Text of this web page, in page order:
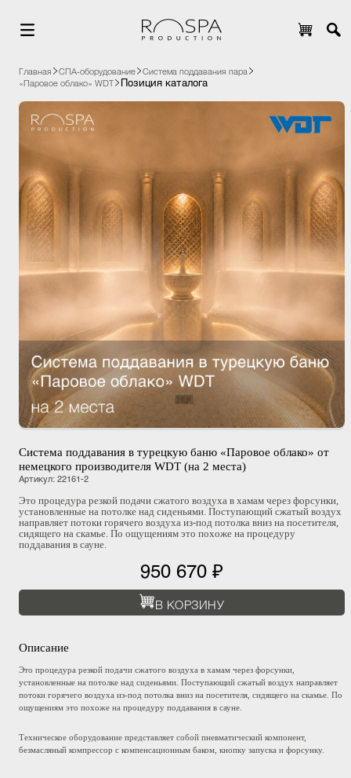
Главная СПА-оборудование
Система поддавания пара
«Паровое облако» WDT
Позиция каталога
Система поддавания в турецкую баню «Паровое облако» от
немецкого производителя WDT (на 2 места)
Артикул: 22161-2
Это процедура резкой подачи сжатого воздуха в хамам через форсунки,
установленные на потолке над сиденьями. Поступающий сжатый воздух
направляет потоки горячего воздуха из-под потолка вниз на посетителя,
сидящего на скамье. По ощущениям это похоже на процедуру
поддавания в сауне.
950 670 ₽
В КОРЗИНУ
Описание
Это процедура резкой подачи сжатого воздуха в хамам через форсунки,
установленные на потолке над сиденьями. Поступающий сжатый воздух направляет
потоки горячего воздуха из-под потолка вниз на посетителя, сидящего на скамье. По
ощущениям это похоже на процедуру поддавания в сауне.
Техническое оборудование представляет собой пневматический компонент,
безмасляный компрессор с компенсационным баком, кнопку запуска и форсунку.